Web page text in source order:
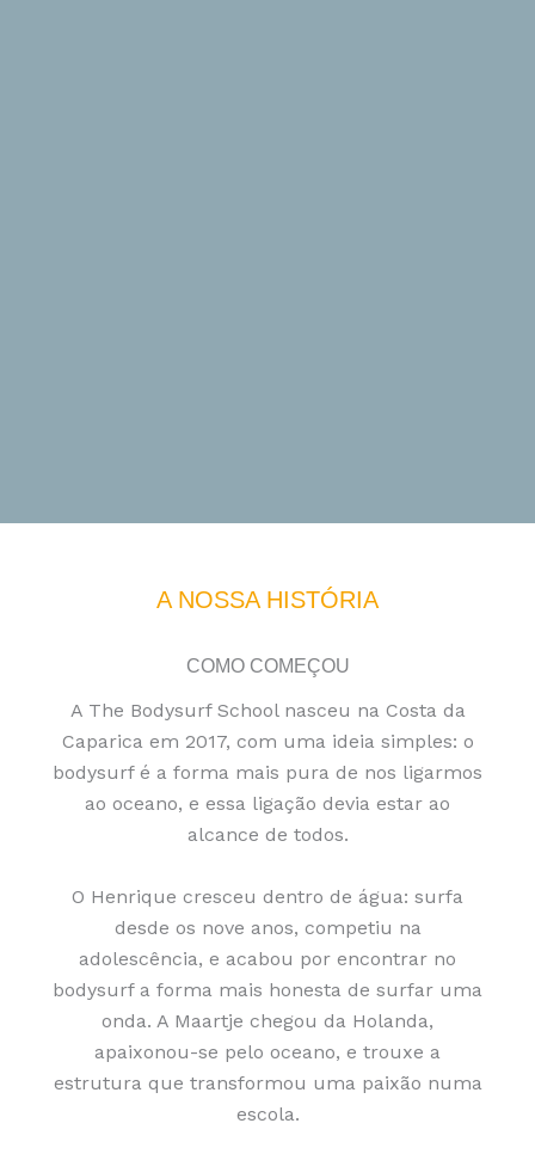
A NOSSA HISTÓRIA
COMO COMEÇOU
A The Bodysurf School nasceu na Costa da
Caparica em 2017, com uma ideia simples: o
bodysurf é a forma mais pura de nos ligarmos
ao oceano, e essa ligação devia estar ao
alcance de todos.
O Henrique cresceu dentro de água: surfa
desde os nove anos, competiu na
adolescência, e acabou por encontrar no
bodysurf a forma mais honesta de surfar uma
onda. A Maartje chegou da Holanda,
apaixonou-se pelo oceano, e trouxe a
estrutura que transformou uma paixão numa
escola.